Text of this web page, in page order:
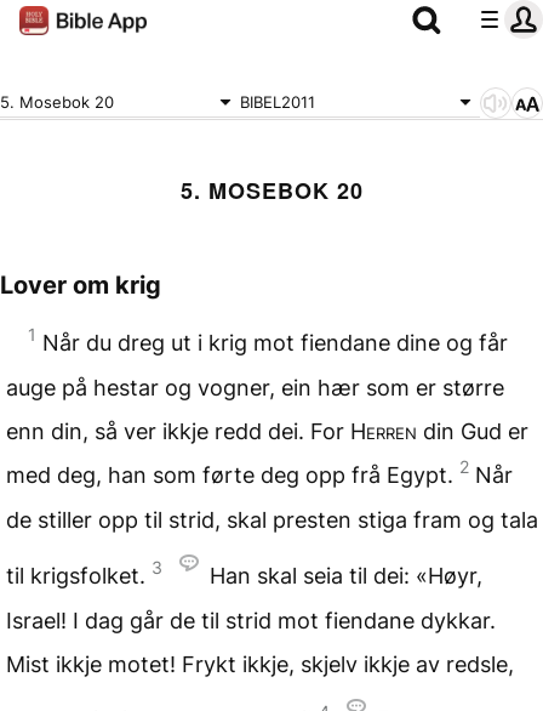
5. Mosebok 20 BIBEL2011
5. MOSEBOK 20
Lover om krig
1 Når du dreg ut i krig mot fiendane dine og får
auge på hestar og vogner, ein hær som er større
enn din, så ver ikkje redd dei. For Herren din Gud er
med deg, han som førte deg opp frå Egypt. 2 Når
de stiller opp til strid, skal presten stiga fram og tala
til krigsfolket. 3
Han skal seia til dei: «Høyr,
Israel! I dag går de til strid mot fiendane dykkar.
Mist ikkje motet! Frykt ikkje, skjelv ikkje av redsle,